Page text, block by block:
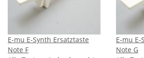
E-mu E-Synth Ersatztaste
Note F
E-mu
Note G